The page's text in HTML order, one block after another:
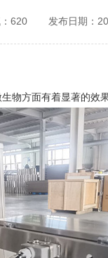
：620 发布日期：
物方面有着显著的效